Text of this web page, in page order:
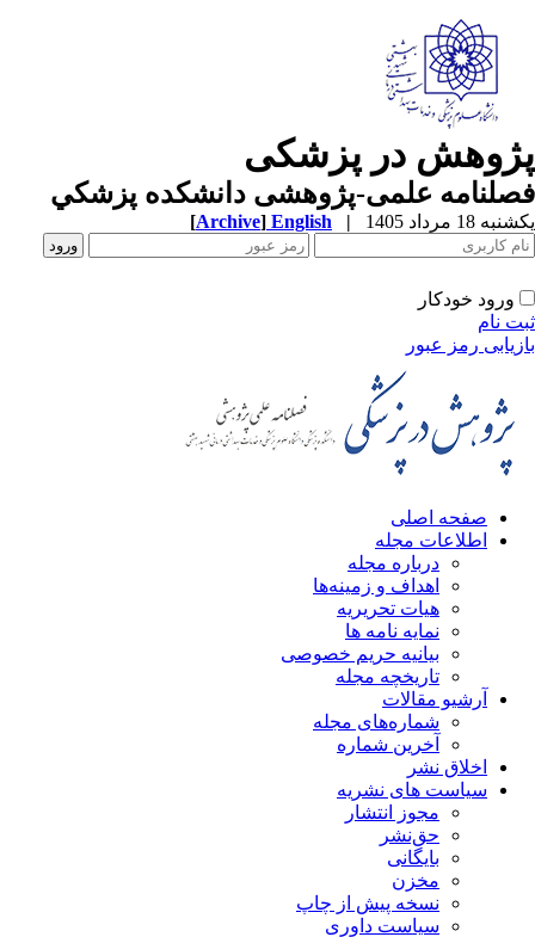
در پزشکی
علمی-پژوهشی دانشکده پزشکي
18 مرداد 1405 |
English
[Archive]
ورود خودکار
نام
رمز عبور
صفحه اصلی
اطلاعات مجله
درباره مجله
اهداف و زمینه‌ها
هیات تحریریه
نمایه نامه ها
بیانیه حریم خصوصی
تاریخچه مجله
آرشیو مقالات
شماره‌های مجله
آخرین شماره
اخلاق نشر
سیاست های نشریه
مجوز انتشار
حق‌نشر
بایگانی
مخزن
نسخه پیش از چاپ
سیاست داوری